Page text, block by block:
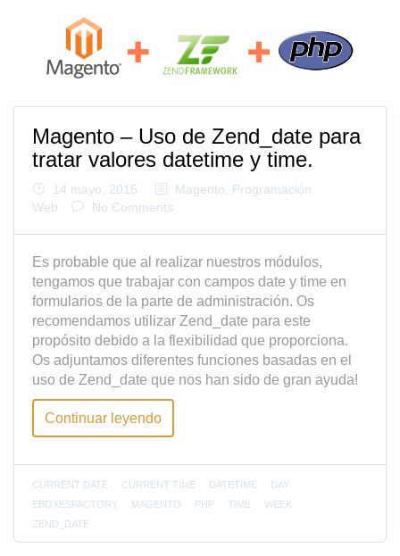
Magento – Uso de Zend_date para
tratar valores datetime y time.
14 mayo, 2015 Magento
Programación
Web
No Comments
Es probable que al realizar nuestros módulos,
tengamos que trabajar con campos date y time en
formularios de la parte de administración. Os
recomendamos utilizar Zend_date para este
propósito debido a la flexibilidad que proporciona.
Os adjuntamos diferentes funciones basadas en el
uso de Zend_date que nos han sido de gran ayuda!
Continuar leyendo
CURRENT DATE CURRENT TIME DATETIME
DAY
EBOXESFACTORY
MAGENTO PHP TIME
WEEK
ZEND_DATE